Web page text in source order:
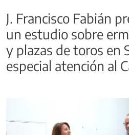
J. Francisco Fabián
un estudio sobre
y plazas de toros en
especial atención al